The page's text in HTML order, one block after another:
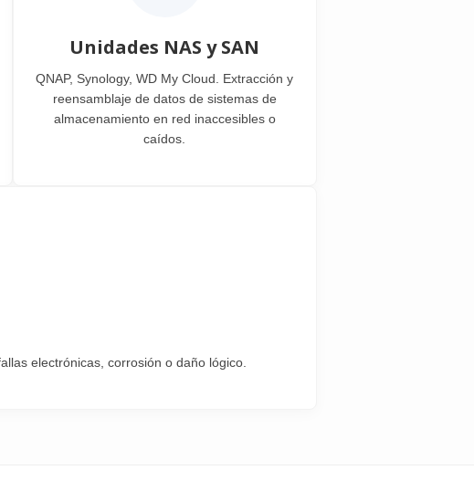
Unidades NAS y SAN
QNAP, Synology, WD My Cloud. Extracción y
reensamblaje de datos de sistemas de
almacenamiento en red inaccesibles o
caídos.
electrónicas, corrosión o daño lógico.